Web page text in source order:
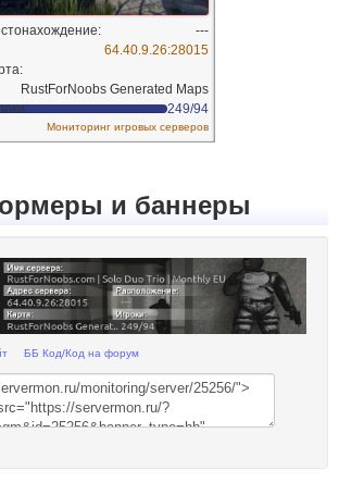
и баннеры
ББ Код/Код на форум